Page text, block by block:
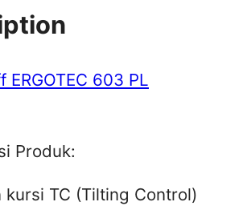
ERGOTEC 603 PL
Produk:
kursi TC (Tilting Control)